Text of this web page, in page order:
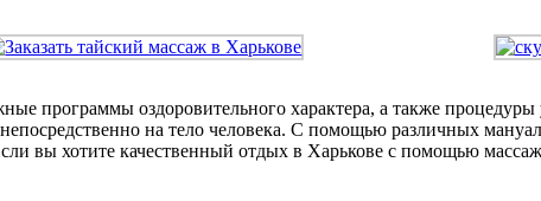
программы оздоровительного характера, а также процедуры
на тело человека. С помощью различных
вы хотите качественный отдых в Харькове с помощью